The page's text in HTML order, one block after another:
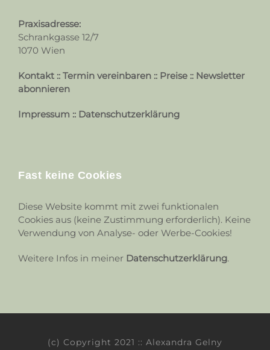
Praxisadresse:
Schrankgasse 12/7
1070 Wien
Kontakt :: Termin vereinbaren :: Preise :: Newsletter
abonnieren
Impressum :: Datenschutzerklärung
Fast keine Cookies
Diese Website kommt mit zwei funktionalen
Cookies aus (keine Zustimmung erforderlich). Keine
Verwendung von Analyse- oder Werbe-Cookies!
Weitere Infos in meiner Datenschutzerklärung.
(c) Copyright 2021 :: Alexandra Gelny